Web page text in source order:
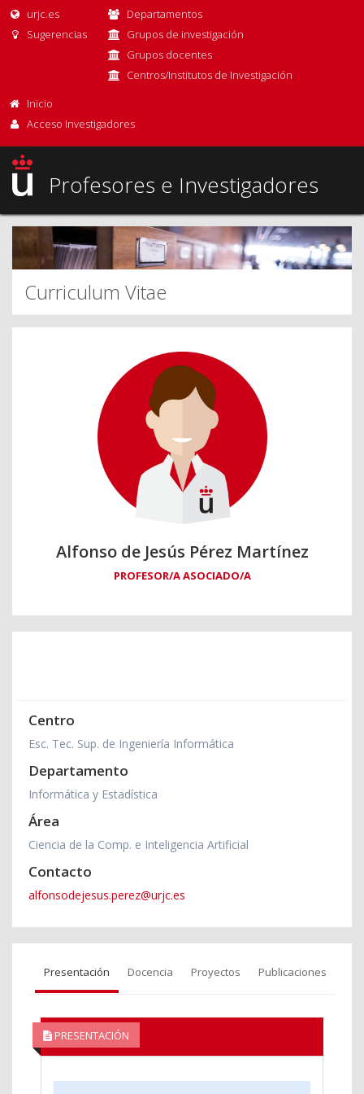
urjc.es
Sugerencias
Departamentos
Grupos de investigación
Grupos docentes
Centros/Institutos de Investigación
Inicio
Acceso Investigadores
Profesores e Investigadores
Curriculum Vitae
Alfonso de Jesús Pérez Martínez
PROFESOR/A ASOCIADO/A
Centro
Esc. Tec. Sup. de Ingeniería Informática
Departamento
Informática y Estadística
Área
Ciencia de la Comp. e Inteligencia Artificial
Contacto
alfonsodejesus.perez@urjc.es
Presentación Docencia Proyectos Publicaciones
PRESENTACIÓN